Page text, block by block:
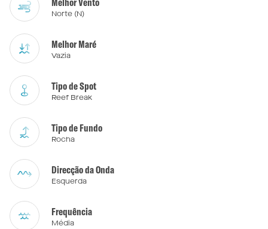
Norte (N)
Melhor Maré
Vazia
Tipo de Spot
Reef Break
Tipo de Fundo
Rocha
Direcção da Onda
Esquerda
Frequência
Média